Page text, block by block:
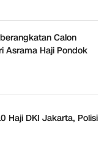
Calon
Asrama Haji Pondok
Haji DKI Jakarta, Polisi